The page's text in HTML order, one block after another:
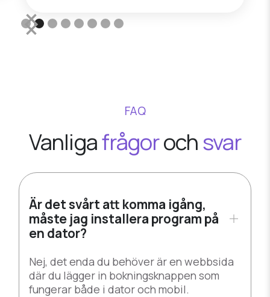
Slide 3 of 8.
FAQ
Vanligafrågorochsvar
Är det svårt att komma igång,
måste jag installera program på
en dator?
Nej, det enda du behöver är en webbsida
där du lägger in bokningsknappen som
fungerar både i dator och mobil.